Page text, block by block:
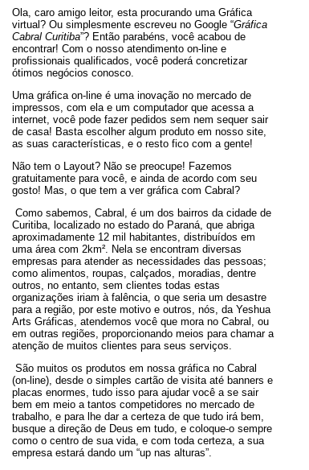
Ola, caro amigo leitor, esta procurando uma Gráfica
virtual? Ou simplesmente escreveu no Google “Gráfica
Cabral Curitiba”? Então parabéns, você acabou de
encontrar! Com o nosso atendimento on-line e
profissionais qualificados, você poderá concretizar
ótimos negócios conosco.
Uma gráfica on-line é uma inovação no mercado de
impressos, com ela e um computador que acessa a
internet, você pode fazer pedidos sem nem sequer sair
de casa! Basta escolher algum produto em nosso site,
as suas características, e o resto fico com a gente!
Não tem o Layout? Não se preocupe! Fazemos
gratuitamente para você, e ainda de acordo com seu
gosto! Mas, o que tem a ver gráfica com Cabral?
Como sabemos, Cabral, é um dos bairros da cidade de
Curitiba, localizado no estado do Paraná, que abriga
aproximadamente 12 mil habitantes, distribuídos em
uma área com 2km². Nela se encontram diversas
empresas para atender as necessidades das pessoas;
como alimentos, roupas, calçados, moradias, dentre
outros, no entanto, sem clientes todas estas
organizações iriam à falência, o que seria um desastre
para a região, por este motivo e outros, nós, da Yeshua
Arts Gráficas, atendemos você que mora no Cabral, ou
em outras regiões, proporcionando meios para chamar a
atenção de muitos clientes para seus serviços.
São muitos os produtos em nossa gráfica no Cabral
(on-line), desde o simples cartão de visita até banners e
placas enormes, tudo isso para ajudar você a se sair
bem em meio a tantos competidores no mercado de
trabalho, e para lhe dar a certeza de que tudo irá bem,
busque a direção de Deus em tudo, e coloque-o sempre
como o centro de sua vida, e com toda certeza, a sua
empresa estará dando um “up nas alturas”.